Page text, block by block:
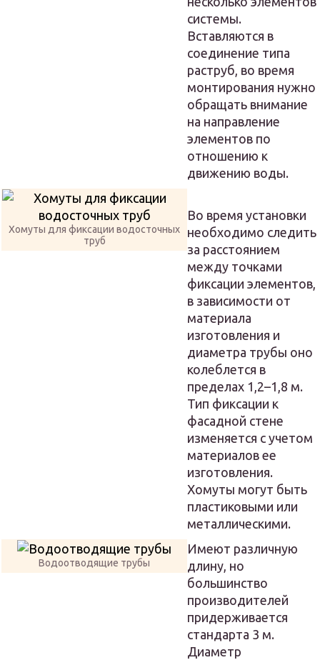
системы.
Вставляются в
соединение типа
раструб, во время
монтирования нужно
обращать внимание
на направление
элементов по
отношению к
движению воды.
Хомуты для фиксации водосточных
труб
Во время установки
необходимо следить
за расстоянием
между точками
фиксации элементов,
в зависимости от
материала
изготовления и
диаметра трубы оно
колеблется в
пределах 1,2–1,8 м.
Тип фиксации к
фасадной стене
изменяется с учетом
материалов ее
изготовления.
Хомуты могут быть
пластиковыми или
металлическими.
Водоотводящие трубы
Имеют различную
длину, но
большинство
производителей
придерживается
стандарта 3 м.
Диаметр